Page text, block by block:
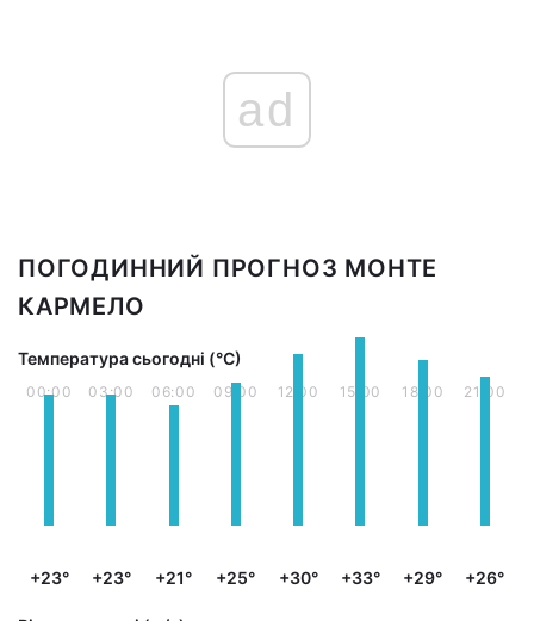
ad
ПОГОДИННИЙ ПРОГНОЗ МОНТЕ
КАРМЕЛО
Температура сьогодні (°С)
00:00
+23°
03:00
+23°
06:00
+21°
09:00
+25°
12:00
+30°
15:00
+33°
18:00
+29°
21:00
+26°